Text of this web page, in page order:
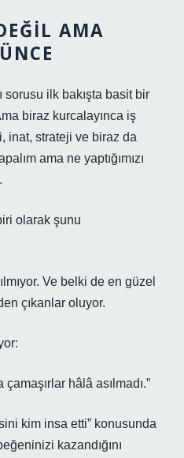
AMA
sorusu ilk bakışta basit bir
biraz kurcalayınca iş
inat, strateji ve biraz da
ama ne yaptığımızı
olarak şunu
Ve belki de en güzel
çıkanlar oluyor.
hâlâ asılmadı.”
kim insa etti” konusunda
kazandığını